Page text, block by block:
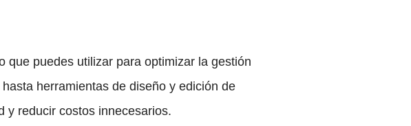
que puedes utilizar para optimizar la gestión
herramientas de diseño y edición de
y reducir costos innecesarios.